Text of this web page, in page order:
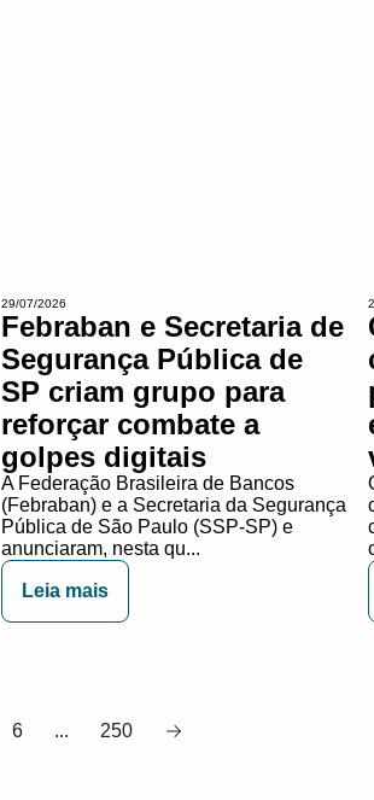
29/07/2026
Febraban e Secretaria de
Segurança Pública de
SP criam grupo para
reforçar combate a
golpes digitais
A Federação Brasileira de Bancos
(Febraban) e a Secretaria da Segurança
Pública de São Paulo (SSP-SP) e
anunciaram, nesta qu...
Leia mais
6 ... 250